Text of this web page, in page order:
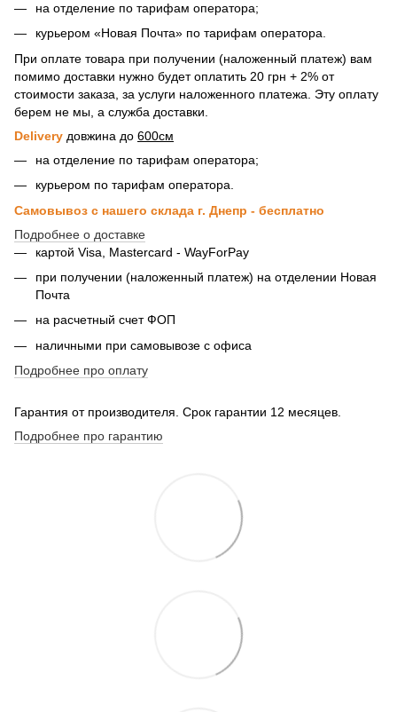
на отделение по тарифам оператора;
курьером «Новая Почта» по тарифам оператора.
При оплате товара при получении (наложенный платеж) вам
помимо доставки нужно будет оплатить 20 грн + 2% от
стоимости заказа, за услуги наложенного платежа. Эту оплату
берем не мы, а служба доставки.
Delivery довжина до 600см
на отделение по тарифам оператора;
курьером по тарифам оператора.
Самовывоз с нашего склада г. Днепр - бесплатно
Подробнее о доставке
картой Visa, Mastercard - WayForPay
при получении (наложенный платеж) на отделении Новая
Почта
на расчетный счет ФОП
наличными при самовывозе с офиса
Подробнее про оплату
Гарантия от производителя. Срок гарантии 12 месяцев.
Подробнее про гарантию